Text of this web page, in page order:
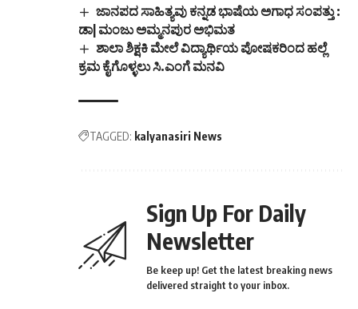
ಜಾನಪದ ಸಾಹಿತ್ಯವು ಕನ್ನಡ ಭಾಷೆಯ ಅಗಾಧ ಸಂಪತ್ತು :
ಡಾ| ಮಂಜು ಅಮ್ಮನಪುರ ಅಭಿಮತ
ಶಾಲಾ ಶಿಕ್ಷಕಿ ಮೇಲೆ ವಿದ್ಯಾರ್ಥಿಯ ಪೋಷಕರಿಂದ ಹಲ್ಲೆ
ಕ್ರಮ ಕೈಗೊಳ್ಳಲು ಸಿ.ಎಂಗೆ ಮನವಿ
TAGGED: kalyanasiri News
Sign Up For Daily
Newsletter
Be keep up! Get the latest breaking news
delivered straight to your inbox.